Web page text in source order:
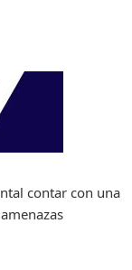
contar con una